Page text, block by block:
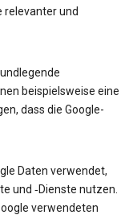
relevanter und
beispielsweise eine
dass die Google-
Daten verwendet,
und ‑Dienste nutzen.
verwendeten